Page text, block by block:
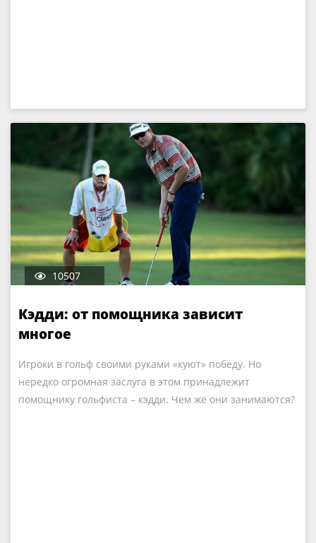
10507
Кэдди: от помощника зависит
многое
Игроки в гольф своими руками «куют» победу. Но
нередко огромная заслуга в этом принадлежит
помощнику гольфиста – кэдди. Чем же они занимаются?